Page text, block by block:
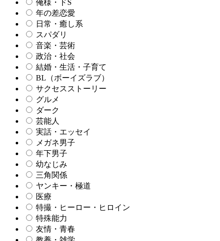
俺様・ドS
年の差恋愛
日常・癒し系
スパダリ
音楽・芸術
政治・社会
結婚・生活・子育て
BL（ボーイズラブ）
サクセスストーリー
グルメ
ダーク
芸能人
実話・エッセイ
メガネ男子
年下男子
幼なじみ
三角関係
ヤンキー・極道
医療
特撮・ヒーロー・ヒロイン
特殊能力
友情・青春